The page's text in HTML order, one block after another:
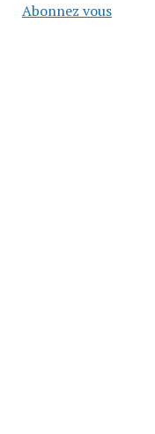
Abonnez vous